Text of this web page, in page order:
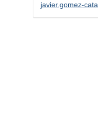
javier.gomez-